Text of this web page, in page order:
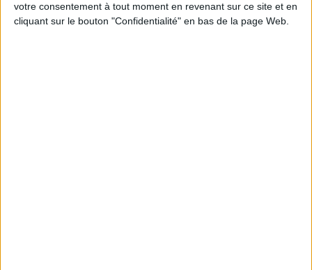
votre consentement à tout moment en revenant sur ce site et en
cliquant sur le bouton "Confidentialité" en bas de la page Web.
Chaque semaine, posez vos questions en live
en participant à des vidéo-conférences avec